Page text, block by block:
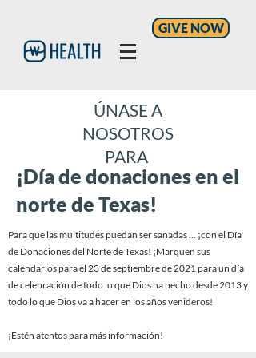
GIVE NOW
¡Día de donaciones en el
norte de Texas!
ÚNASE A
NOSOTROS
PARA
Para que las multitudes puedan ser sanadas ... ¡con el Día
de Donaciones del Norte de Texas! ¡Marquen sus
calendarios para el 23 de septiembre de 2021 para un día
de celebración de todo lo que Dios ha hecho desde 2013 y
todo lo que Dios va a hacer en los años venideros!
¡Estén atentos para más información!